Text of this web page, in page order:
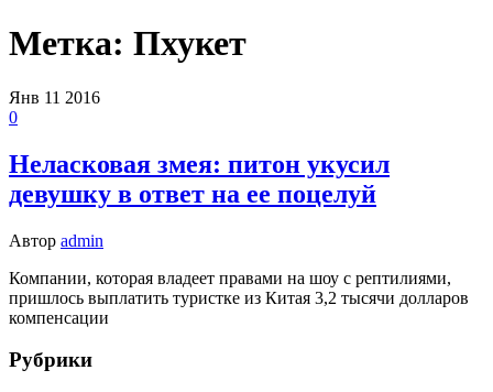
Метка: Пхукет
Янв 11 2016
0
Неласковая змея: питон укусил
девушку в ответ на ее поцелуй
Автор admin
Компании, которая владеет правами на шоу с рептилиями,
пришлось выплатить туристке из Китая 3,2 тысячи долларов
компенсации
Рубрики